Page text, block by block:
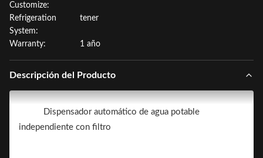
Customize:
Refrigeration
System:
tener
Warranty: 1 año
Descripción del Producto
Dispensador automático de agua potable
independiente con filtro